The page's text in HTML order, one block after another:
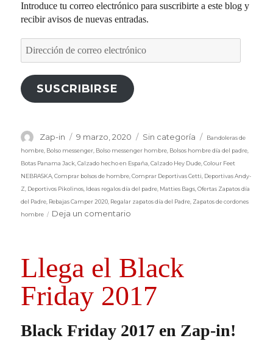
Introduce tu correo electrónico para suscribirte a este blog y
recibir avisos de nuevas entradas.
Dirección
electrónico
SUSCRIBIRSE
Autor
Zap-in
Publicado
el
9 marzo, 2020 Categorías
Sin categoría Etiquetas
Bandoleras de
hombre, Bolso messenger, Bolso messenger hombre, Bolsos hombre día del padre,
Botas Panama Jack,Calzado hecho en España,Calzado Hey Dude,Colour Feet
NEBRASKA,Comprar bolsos de hombre,Comprar Deportivas Cetti, Deportivas Andy-
Z, Deportivos Pikolinos, Ideas regalos día del padre, Matties Bags,Ofertas Zapatos día
del Padre, Rebajas Camper 2020, Regalar zapatos día del Padre, Zapatos de cordones
hombre
Deja un comentario
2020
Llega el Black
Friday 2017
Black Friday 2017 en Zap-in!